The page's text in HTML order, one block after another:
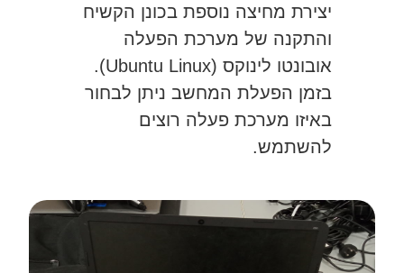
יצירת מחיצה נוספת בכונן הקשיח
והתקנה של מערכת הפעלה
אובונטו לינוקס (Ubuntu Linux).
בזמן הפעלת המחשב ניתן לבחור
באיזו מערכת פעלה רוצים
להשתמש.